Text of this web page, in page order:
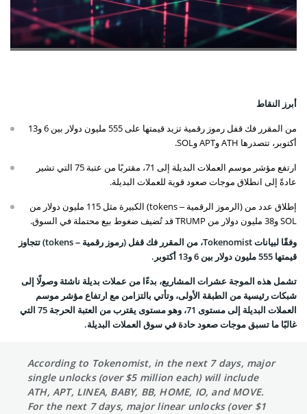
أبرز النقاط
من المقرر فك قفل رموز رقمية تزيد قيمتها على 555 مليون دولار بين 6 و13
أكتوبر، تتصدرها ATH وAPT وSOL.
ارتفع مؤشر موسم العملات البديلة إلى 71، مقتربًا من عتبة 75 التي تشير
عادةً إلى انطلاق موجات صعود قوية للعملات البديلة.
إطلاق عدد من (الرموز الرقمية – tokens) الكبيرة مثل 115 مليون دولار من
SOL و38 مليون دولار من TRUMP قد تُضيف ضغوط بيع محتملة في السوق.
وفقًا لبيانات Tokenomist، من المقرر فك قفل (رموز رقمية – tokens) تتجاوز
قيمتها 555 مليون دولار بين 6 و13 أكتوبر.
تشمل هذه الموجة عشرات المشاريع، بدءًا من عملات بديلة ناشئة وصولًا إلى
شبكات رئيسية من الطبقة الأولى، وتأتي بالتزامن مع ارتفاع مؤشر موسم
العملات البديلة إلى مستوى 71، وهو مستوى يقترب من العتبة الحرجة 75 التي
غالبًا ما تسبق موجات صعود حادة في سوق العملات البديلة.
According to Tokenomist, in the next 7 days, major
single unlocks (over $5 million each) will include
ATH, APT, LINEA, BABY, BB, HOME, IO, and MOVE.
For the next 7 days, major linear unlocks (over $1